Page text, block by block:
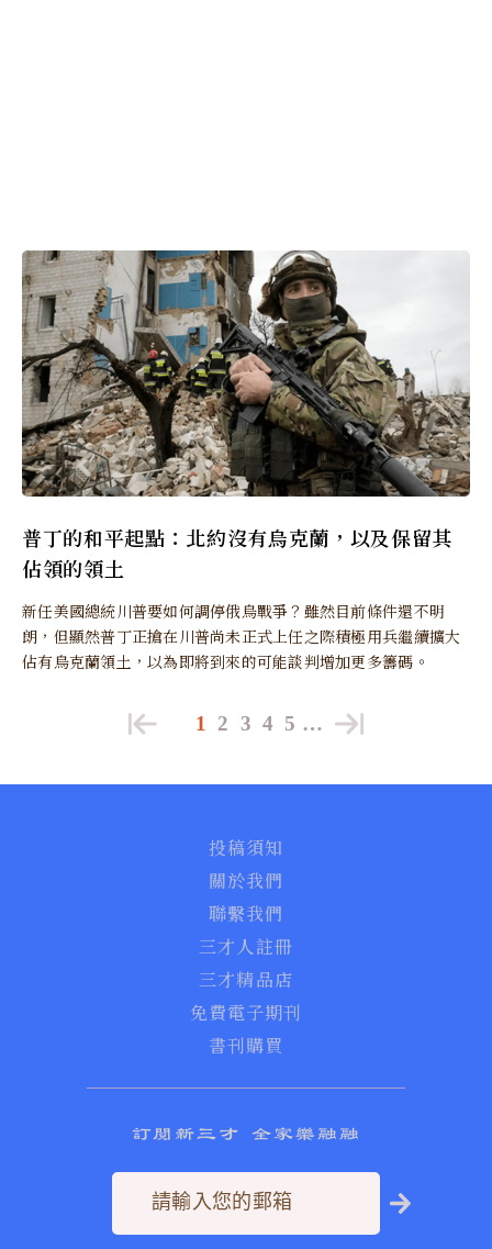
普丁的和平起點：北約沒有烏克蘭，以及保留其
佔領的領土
新任美國總統川普要如何調停俄烏戰爭？雖然目前條件還不明
朗，但顯然普丁正搶在川普尚未正式上任之際積極用兵繼續擴大
佔有烏克蘭領土，以為即將到來的可能談判增加更多籌碼。
1 2 3 4 5 …
投稿須知
關於我們
聯繫我們
三才人註冊
三才精品店
免費電子期刊
書刊購買
訂閱新三才 全家樂融融